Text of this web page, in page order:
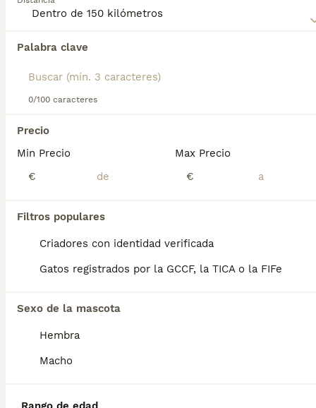
Palabra clave
0/100 caracteres
Precio
Min Precio
€
Max Precio
€
Filtros populares
Criadores con identidad verificada
Gatos registrados por la GCCF, la TICA o la FIFe
Sexo de la mascota
Hembra
Macho
encanta buscar juguetes por la casa.
para obtener información sobre esta raza de gato.
Encontramos 0 Cornish Rex Gatos para
Si deseas exactamente esta búsqueda guarda tu
búsqueda y espera el resultado perfecto:
Preguntas frecuentes
¿Cuánto cuesta un Cornish
Rex?
El coste de adquisición de esta raza puede
reputación del criador y la ubicación
geográfica. Es fundamental acudir a
criadores responsables que garanticen la
Informarse bien y comparar opciones antes